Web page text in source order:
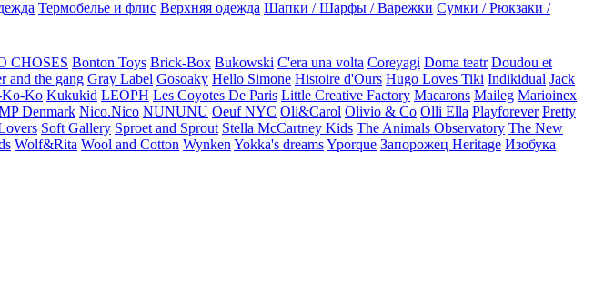
Термобелье и флис Верхняя одежда Шапки / Шарфы / Варежки Сумки / Рюкзаки /
CHOSES Bonton Toys Brick-Box Bukowski C'era una volta Coreyagi Doma teatr Doudou et
and the gang Gray Label Gosoaky Hello Simone Histoire d'Ours Hugo Loves Tiki Indikidual Jack
Ko Kukukid LEOPH Les Coyotes De Paris Little Creative Factory Macarons Maileg Marioinex
Denmark Nico.Nico NUNUNU Oeuf NYC Oli&Carol Olivio & Co Olli Ella Playforever Pretty
Soft Gallery Sproet and Sprout Stella McCartney Kids The Animals Observatory The New
Wolf&Rita Wool and Cotton Wynken Yokka's dreamsYporque Запорожец Heritage Изобука